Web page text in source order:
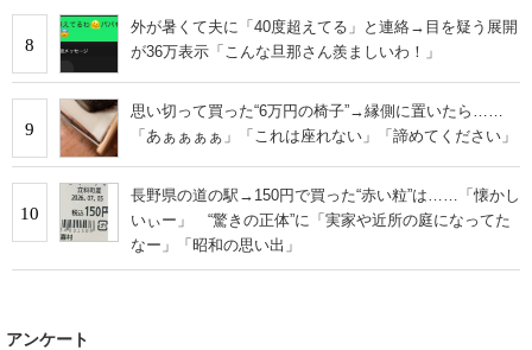
8
外が暑くて夫に「40度超えてる」と連絡→目を疑う展開
が36万表示「こんな旦那さん羨ましいわ！」
9
思い切って買った“6万円の椅子”→縁側に置いたら……
「あぁぁぁぁ」「これは座れない」「諦めてください」
10
長野県の道の駅→150円で買った“赤い粒”は……「懐かし
いぃー」 “驚きの正体”に「実家や近所の庭になってた
なー」「昭和の思い出」
アンケート